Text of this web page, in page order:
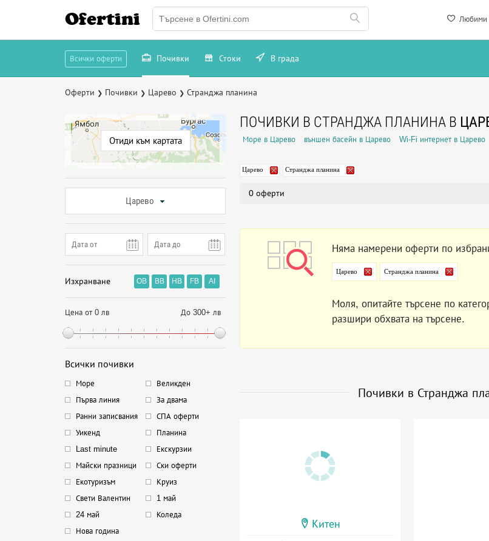
Любими
Ofertini
Всички оферти Почивки Стоки В града
Оферти ❯ Почивки ❯ Царево ❯ Странджа планина
Отиди към картата
Царево
Изхранване OB BB HB FB AI
Цена от 0 лв До 300+ лв
Всички почивки
Море
Великден
Първа линия
За двама
Ранни записвания
СПА оферти
Уикенд
Планина
Last minute
Екскурзии
Майски празници
Ски оферти
Екотуризъм
Круиз
Свети Валентин
1 май
24 май
Коледа
Нова година
ПОЧИВКИ В СТРАНДЖА ПЛАНИНА В
Море в Царево външен басейн в Царево Wi-Fi интернет в Царево
Царево Странджа планина
0 оферти
Няма намерени оферти по
Царево Странджа планина
Моля, опитайте търсене по
разшири обхвата на търсене.
Почивки в Странджа
Китен